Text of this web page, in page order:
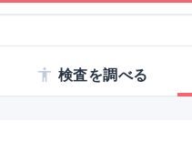
検査を調べる